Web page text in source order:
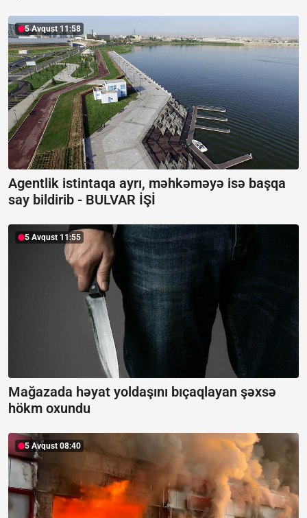
5 Avqust 11:58
Agentlik istintaqa ayrı, məhkəməyə isə başqa
say bildirib - BULVAR İŞİ
5 Avqust 11:55
Mağazada həyat yoldaşını bıçaqlayan şəxsə
hökm oxundu
5 Avqust 08:40